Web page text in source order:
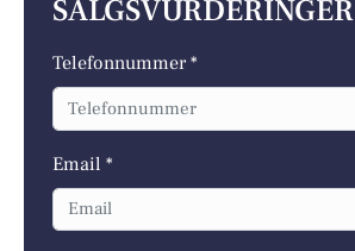
SALGSVURDERINGER
Telefonnummer *
Email *